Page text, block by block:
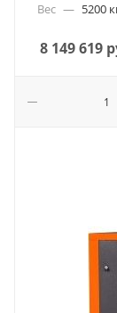
Вес — 5200
8 149 619